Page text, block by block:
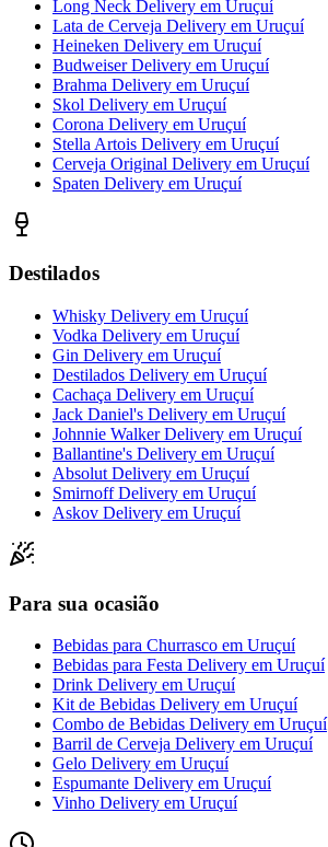
Long Neck Delivery em Uruçuí
Lata de Cerveja Delivery em Uruçuí
Heineken Delivery em Uruçuí
Budweiser Delivery em Uruçuí
Brahma Delivery em Uruçuí
Skol Delivery em Uruçuí
Corona Delivery em Uruçuí
Stella Artois Delivery em Uruçuí
Cerveja Original Delivery em Uruçuí
Spaten Delivery em Uruçuí
Destilados
Whisky Delivery em Uruçuí
Vodka Delivery em Uruçuí
Gin Delivery em Uruçuí
Destilados Delivery em Uruçuí
Cachaça Delivery em Uruçuí
Jack Daniel's Delivery em Uruçuí
Johnnie Walker Delivery em Uruçuí
Ballantine's Delivery em Uruçuí
Absolut Delivery em Uruçuí
Smirnoff Delivery em Uruçuí
Askov Delivery em Uruçuí
Para sua ocasião
Bebidas para Churrasco em Uruçuí
Bebidas para Festa Delivery em Uruçuí
Drink Delivery em Uruçuí
Kit de Bebidas Delivery em Uruçuí
Combo de Bebidas Delivery em Uruçuí
Barril de Cerveja Delivery em Uruçuí
Gelo Delivery em Uruçuí
Espumante Delivery em Uruçuí
Vinho Delivery em Uruçuí